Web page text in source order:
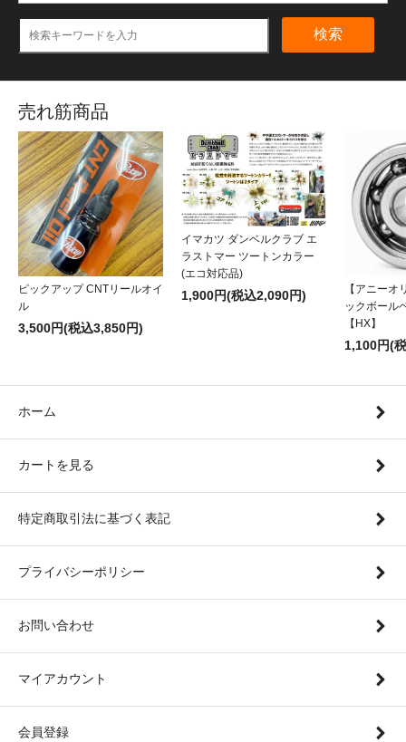
検索
売れ筋商品
ピックアップ CNTリールオイ
ル
3,500円(税込3,850円)
イマカツ ダンベルクラブ エ
ラストマー ツートンカラー
(エコ対応品)
1,900円(税込2,090円)
【アニーオ
ックボール
【HX】
1,100円(
ホーム
カートを見る
特定商取引法に基づく表記
プライバシーポリシー
お問い合わせ
マイアカウント
会員登録